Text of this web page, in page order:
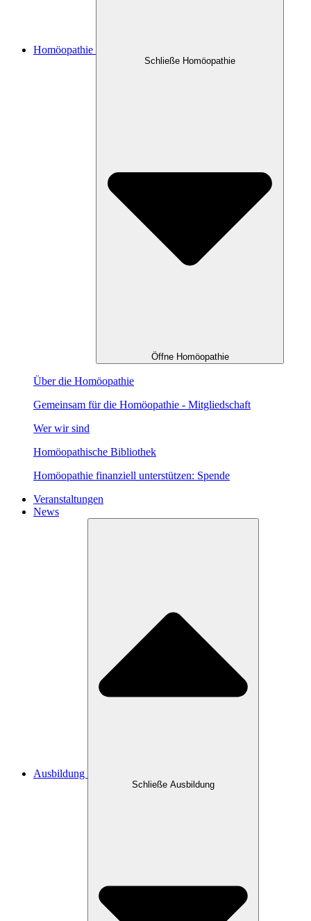
Homöopathie
Schließe Homöopathie
Öffne Homöopathie
Über die Homöopathie
Gemeinsam für die Homöopathie - Mitgliedschaft
Wer wir sind
Homöopathische Bibliothek
Homöopathie finanziell unterstützen: Spende
Veranstaltungen
News
Ausbildung
Schließe Ausbildung